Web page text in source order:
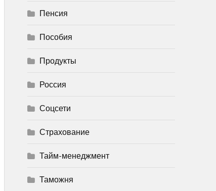
Пенсия
Пособия
Продукты
Россия
Соцсети
Страхование
Тайм-менеджмент
Таможня